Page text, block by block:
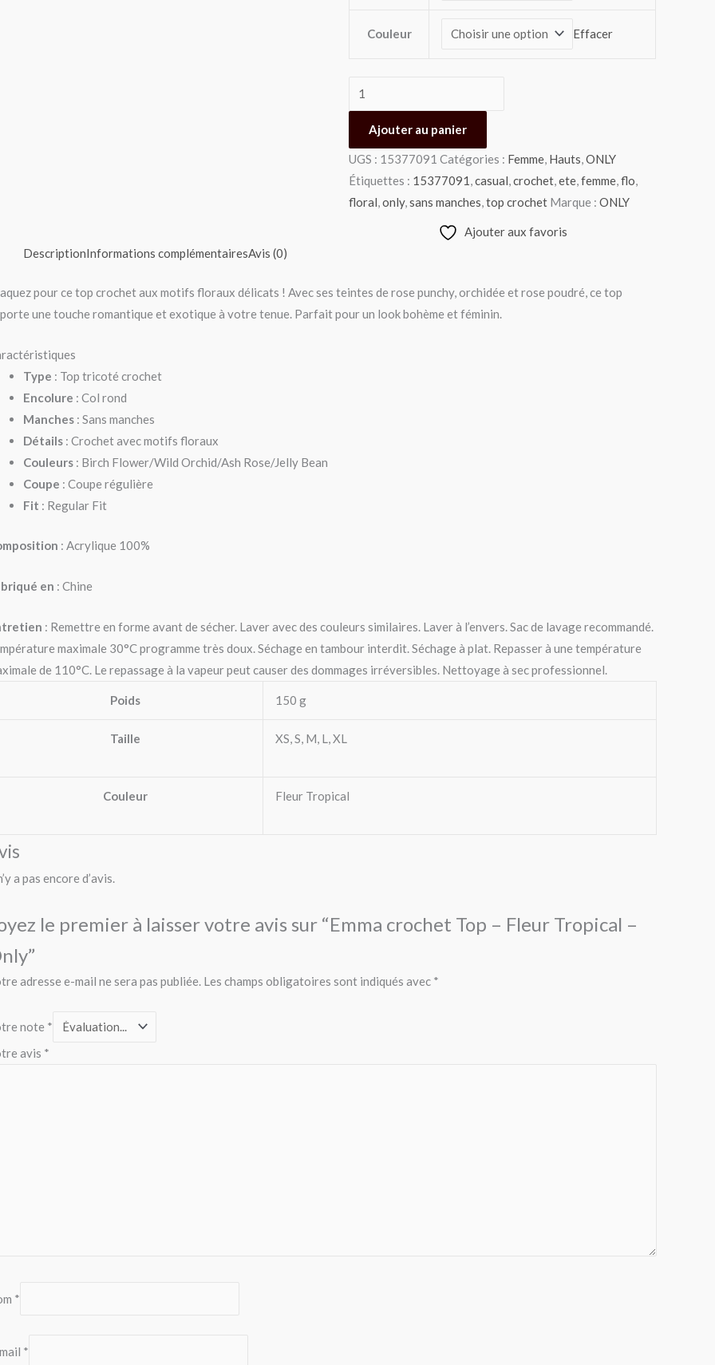
Couleur Effacer
Ajouter au panier
UGS : 15377091 Catégories : Femme Hauts ,ONLY
Étiquettes : 15377091 ,casual ,crochet ,ete ,femme ,flo
floral ,only,sans manches ,top crochet Marque :ONLY
Ajouter aux favoris
DescriptionInformations complémentairesAvis (0)
pour ce top crochet aux motifs floraux délicats ! Avec ses teintes de rose punchy, orchidée et rose poudré, ce top
une touche romantique et exotique à votre tenue. Parfait pour un look bohème et féminin.
Type : Top tricoté crochet
Encolure : Col rond
Manches : Sans manches
Détails : Crochet avec motifs floraux
Couleurs : Birch Flower/Wild Orchid/Ash Rose/Jelly Bean
Coupe : Coupe régulière
Fit : Regular Fit
: Acrylique 100%
en : Chine
: Remettre en forme avant de sécher. Laver avec des couleurs similaires. Laver à l’envers. Sac de lavage recommandé.
maximale 30°C programme très doux. Séchage en tambour interdit. Séchage à plat. Repasser à une température
de 110°C. Le repassage à la vapeur peut causer des dommages irréversibles. Nettoyage à sec professionnel.
Poids 150 g
Taille XS, S, M, L, XL
Couleur Fleur Tropical
a pas encore d’avis.
le premier à laisser votre avis sur “Emma crochet Top – Fleur Tropical –
adresse e-mail ne sera pas publiée. Les champs obligatoires sont indiqués avec *
note *
avis *
*
*